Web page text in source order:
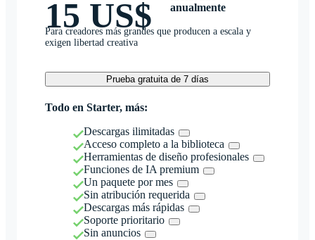
15 US$
anualmente
Para creadores más grandes que producen a escala y
exigen libertad creativa
Prueba gratuita de 7 días
Todo en Starter, más:
Descargas ilimitadas
Acceso completo a la biblioteca
Herramientas de diseño profesionales
Funciones de IA premium
Un paquete por mes
Sin atribución requerida
Descargas más rápidas
Soporte prioritario
Sin anuncios